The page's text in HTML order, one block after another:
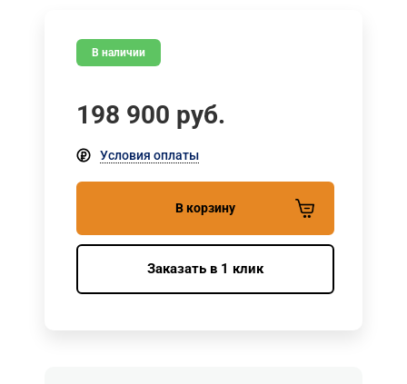
В наличии
198 900 руб.
Условия оплаты
В корзину
Заказать в 1 клик